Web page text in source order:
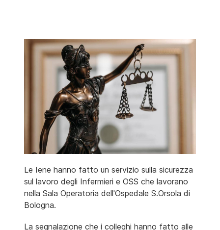
Le Iene hanno fatto un servizio sulla sicurezza
sul lavoro degli Infermieri e OSS che lavorano
nella Sala Operatoria dell'Ospedale S.Orsola di
Bologna.
La segnalazione che i colleghi hanno fatto alle